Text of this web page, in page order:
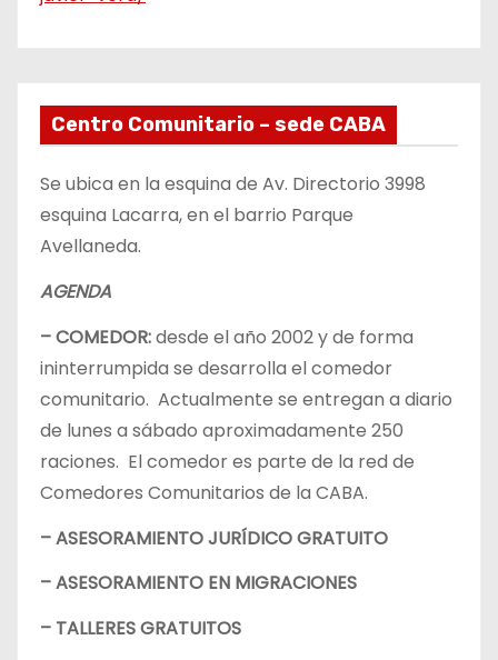
Centro Comunitario – sede CABA
Se ubica en la esquina de Av. Directorio 3998
esquina Lacarra, en el barrio Parque
Avellaneda.
AGENDA
– COMEDOR:desde el año 2002 y de forma
ininterrumpida se desarrolla el comedor
comunitario. Actualmente se entregan a diario
de lunes a sábado aproximadamente 250
raciones. El comedor es parte de la red de
Comedores Comunitarios de la CABA.
– ASESORAMIENTO JURÍDICO GRATUITO
– ASESORAMIENTO EN MIGRACIONES
– TALLERES GRATUITOS